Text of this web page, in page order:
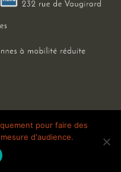
réservés | Mentions légales
pour faire des
d'audience.